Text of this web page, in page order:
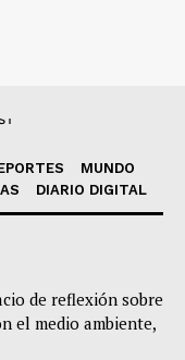
MUNDO
DIARIO DIGITAL
de reflexión sobre
el medio ambiente,